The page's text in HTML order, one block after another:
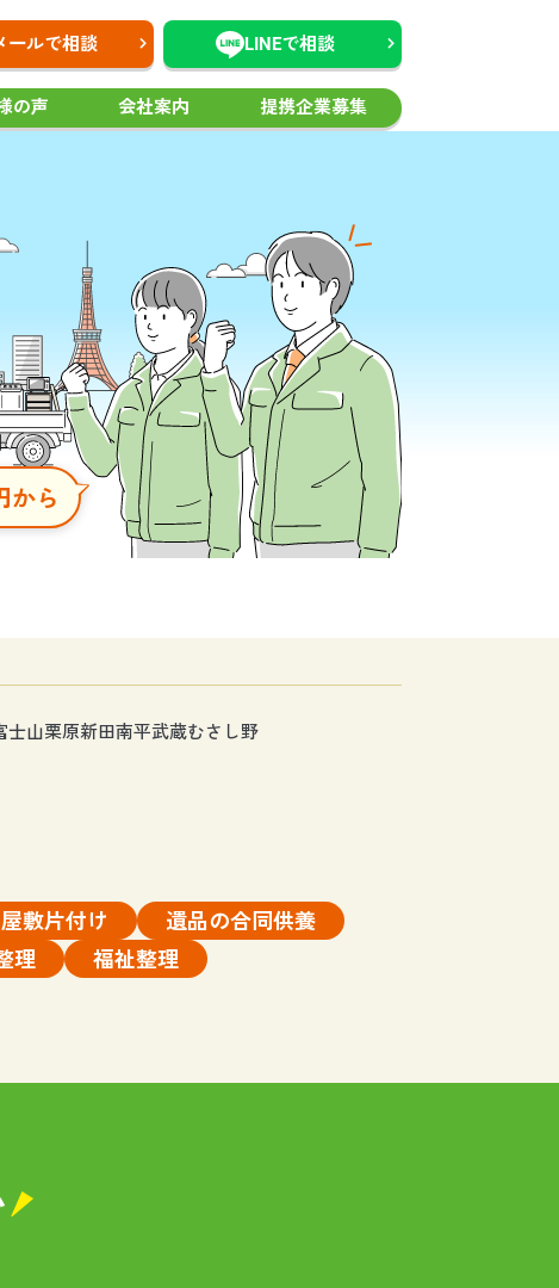
ールで相談 LINEで相談
の声 会社案内 提携企業募集
から
士山栗原新田南平武蔵むさし野
敷片付け
遺品の合同供養
理 福祉整理